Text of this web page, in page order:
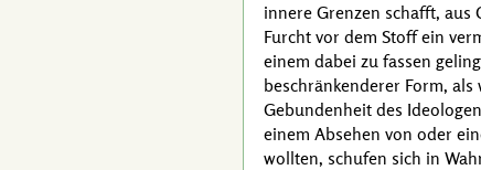
innere Grenzen schafft, aus
Furcht vor dem Stoff ein
einem dabei zu fassen
beschränkenderer Form,
Gebundenheit des
einem Absehen von oder
wollten, schufen sich in